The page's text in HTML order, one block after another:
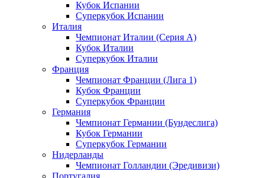
Кубок Испании
Суперкубок Испании
Италия
Чемпионат Италии (Серия А)
Кубок Италии
Суперкубок Италии
Франция
Чемпионат Франции (Лига 1)
Кубок Франции
Суперкубок Франции
Германия
Чемпионат Германии (Бундеслига)
Кубок Германии
Суперкубок Германии
Нидерланды
Чемпионат Голландии (Эредивизи)
Португалия